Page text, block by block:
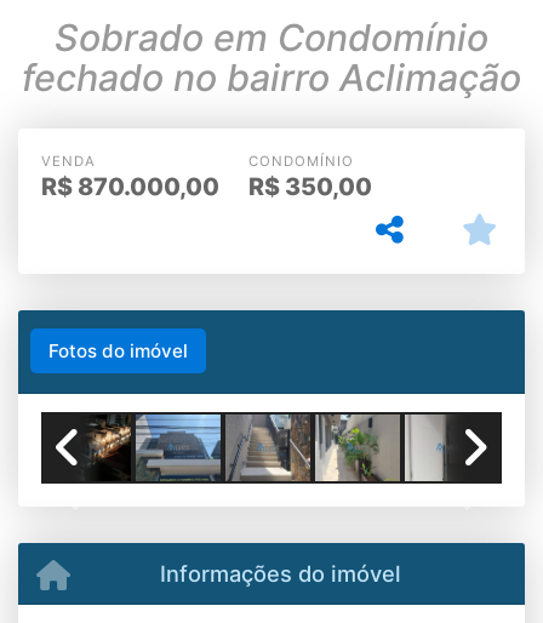
Sobrado em Condomínio
fechado no bairro Aclimação
VENDA
R$ 870.000,00
CONDOMÍNIO
R$ 350,00
Fotos do imóvel
Informações do imóvel